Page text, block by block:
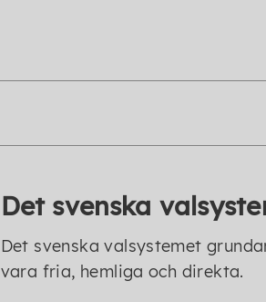
Det svenska
Det svenska valsystemet
vara fria, hemliga och direkta.